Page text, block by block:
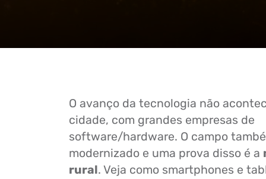
O avanço da tecnologia não
cidade, com grandes empresas de
software/hardware. O campo
modernizado e uma prova disso é a
rural. Veja como smartphones e